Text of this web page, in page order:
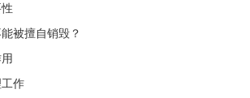
被擅自销毁？
作